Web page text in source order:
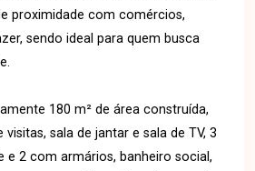
proximidade com comércios,
sendo ideal para quem busca
180 m² de área construída,
sala de jantar e sala de TV, 3
e 2 com armários, banheiro social,